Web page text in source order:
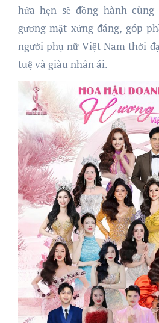
hứa hẹn sẽ đồng hành
gương mặt xứng đáng, góp
người phụ nữ Việt Nam thời
tuệ và giàu nhân ái.